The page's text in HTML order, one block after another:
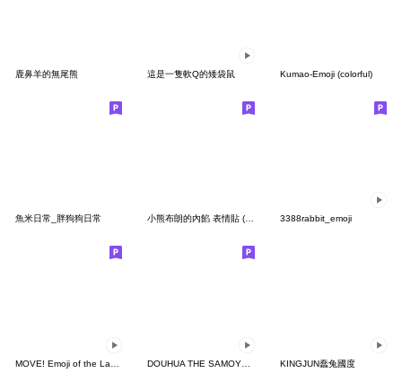
鹿鼻羊的無尾熊 這是一隻軟Q的矮袋鼠 Kumao-Emoji (colorful)
魚米日常_胖狗狗日常 小熊布朗的內餡 表情貼 (revised) 3388rabbit_emoji
KINGJUN蠢兔國度